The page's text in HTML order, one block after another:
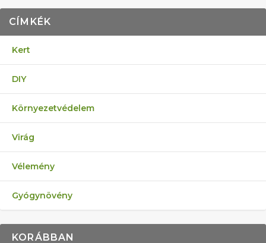
CÍMKÉK
Kert
DIY
Környezetvédelem
Virág
Vélemény
Gyógynövény
KORÁBBAN